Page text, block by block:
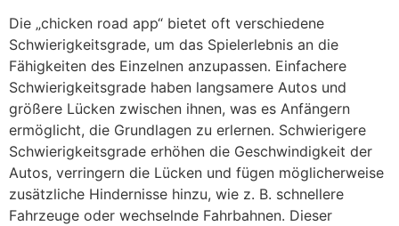
Die „chicken road app“ bietet oft verschiedene
Schwierigkeitsgrade, um das Spielerlebnis an die
Fähigkeiten des Einzelnen anzupassen. Einfachere
Schwierigkeitsgrade haben langsamere Autos und
größere Lücken zwischen ihnen, was es Anfängern
ermöglicht, die Grundlagen zu erlernen. Schwierigere
Schwierigkeitsgrade erhöhen die Geschwindigkeit der
Autos, verringern die Lücken und fügen möglicherweise
zusätzliche Hindernisse hinzu, wie z. B. schnellere
Fahrzeuge oder wechselnde Fahrbahnen. Dieser